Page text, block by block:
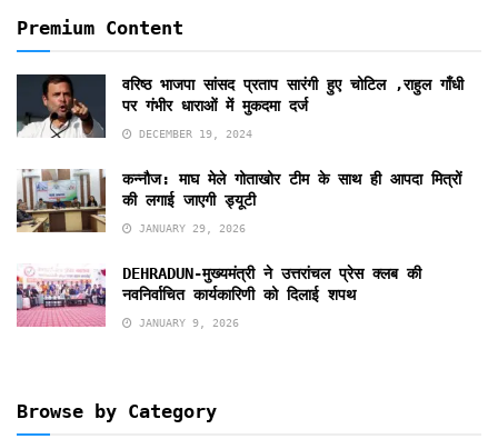
Premium Content
वरिष्ठ भाजपा सांसद प्रताप सारंगी हुए चोटिल ,राहुल गाँधी
पर गंभीर धाराओं में मुकदमा दर्ज
DECEMBER 19, 2024
कन्नौज: माघ मेले गोताखोर टीम के साथ ही आपदा मित्रों
की लगाई जाएगी ड्यूटी
JANUARY 29, 2026
DEHRADUN-मुख्यमंत्री ने उत्तरांचल प्रेस क्लब की
नवनिर्वाचित कार्यकारिणी को दिलाई शपथ
JANUARY 9, 2026
Browse by Category